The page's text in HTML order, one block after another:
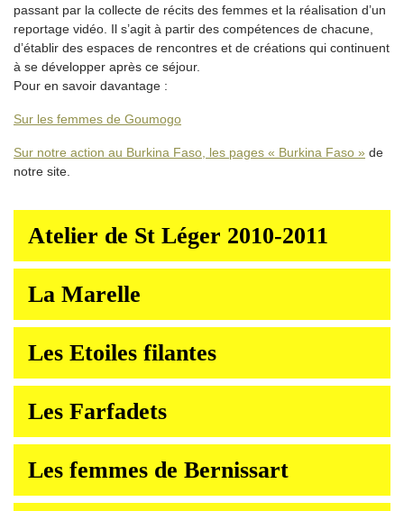
passant par la collecte de récits des femmes et la réalisation d’un
reportage vidéo. Il s’agit à partir des compétences de chacune,
d’établir des espaces de rencontres et de créations qui continuent
à se développer après ce séjour.
Pour en savoir davantage :
Sur les femmes de Goumogo
Sur notre action au Burkina Faso, les pages « Burkina Faso » de
notre site.
Atelier de St Léger 2010-2011
La Marelle
Les Etoiles filantes
Les Farfadets
Les femmes de Bernissart